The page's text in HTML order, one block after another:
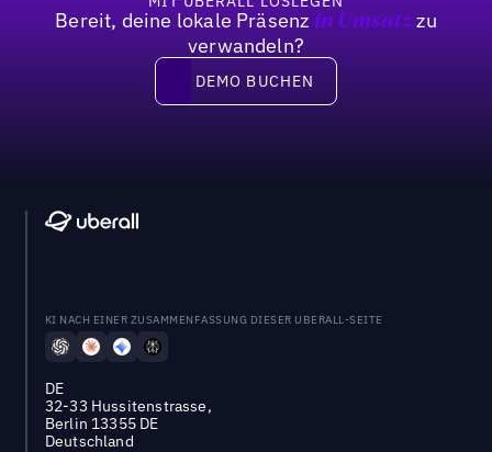
Bereit, deine lokale Präsenz in Umsatzzu
verwandeln?
DEMO BUCHEN
DEMO BUCHEN
KI NACH EINER ZUSAMMENFASSUNG DIESER UBERALL-SEITE
DE
32-33 Hussitenstrasse,
Berlin 13355 DE
Deutschland